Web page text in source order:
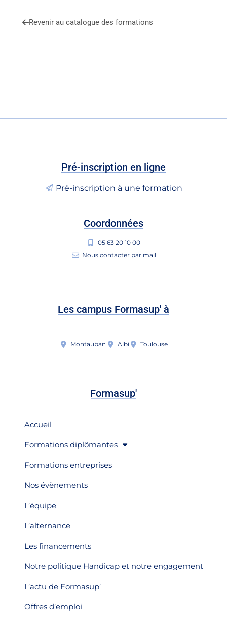
Revenir au catalogue des formations
Formasup'
Accueil
Formations diplômantes
Formations entreprises
Nos évènements
L’équipe
L’alternance
Les financements
Notre politique Handicap et notre engagement
L’actu de Formasup’
Offres d’emploi
Pré-inscription en ligne
Pré-inscription à une formation
Coordonnées
05 63 20 10 00
Nous contacter par mail
Les campus Formasup' à
Montauban Albi Toulouse